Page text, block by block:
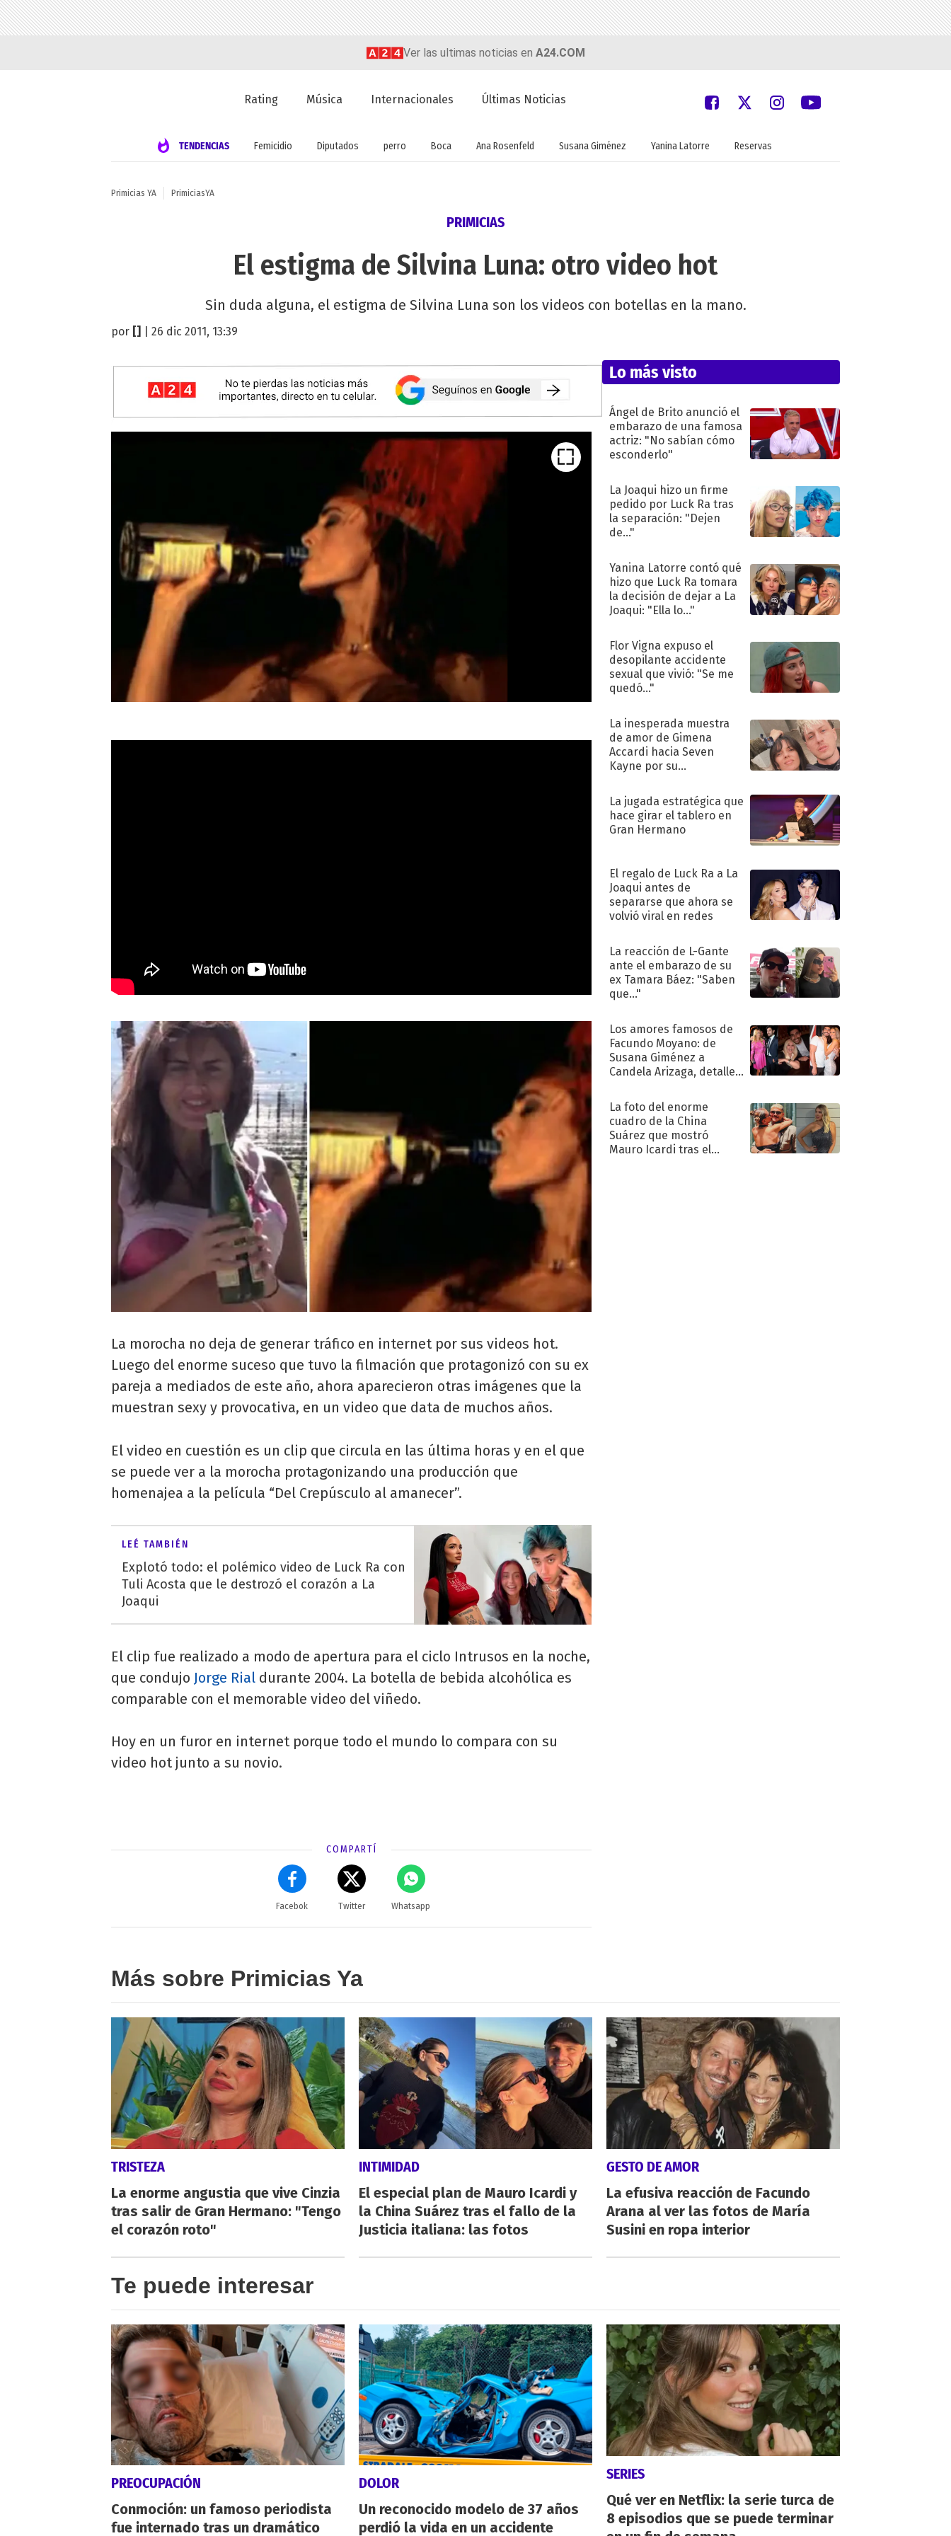
Ver las ultimas noticias en A24.COM
Rating Música Internacionales Últimas Noticias
TENDENCIAS Femicidio Diputados perro Boca Ana Rosenfeld Susana Giménez Yanina Latorre Reservas
Primicias YA PrimiciasYA
PRIMICIAS
El estigma de Silvina Luna: otro video hot
Sin duda alguna, el estigma de Silvina Luna son los videos con botellas en la mano.
por | 26 dic 2011, 13:39
La morocha no deja de generar tráfico en internet por sus videos hot.
Luego del enorme suceso que tuvo la filmación que protagonizó con su ex
pareja a mediados de este año, ahora aparecieron otras imágenes que la
muestran sexy y provocativa, en un video que data de muchos años.
El video en cuestión es un clip que circula en las última horas y en el que
se puede ver a la morocha protagonizando una producción que
homenajea a la película “Del Crepúsculo al amanecer”.
LEÉ TAMBIÉN
Explotó todo: el polémico video de Luck Ra con
Tuli Acosta que le destrozó el corazón a La
Joaqui
El clip fue realizado a modo de apertura para el ciclo Intrusos en la noche,
que condujo Jorge Rial durante 2004. La botella de bebida alcohólica es
comparable con el memorable video del viñedo.
Hoy en un furor en internet porque todo el mundo lo compara con su
video hot junto a su novio.
COMPARTÍ
Facebok Twitter Whatsapp
Lo más visto
Ángel de Brito anunció el
embarazo de una famosa
actriz: "No sabían cómo
esconderlo"
La Joaqui hizo un firme
pedido por Luck Ra tras
la separación: "Dejen
de..."
Yanina Latorre contó qué
hizo que Luck Ra tomara
la decisión de dejar a La
Joaqui: "Ella lo..."
Flor Vigna expuso el
desopilante accidente
sexual que vivió: "Se me
quedó..."
La inesperada muestra
de amor de Gimena
Accardi hacia Seven
Kayne por su
La jugada estratégica que
hace girar el tablero en
Gran Hermano
El regalo de Luck Ra a La
Joaqui antes de
separarse que ahora se
volvió viral en redes
La reacción de L-Gante
ante el embarazo de su
ex Tamara Báez: "Saben
que..."
Los amores famosos de
Facundo Moyano: de
Susana Giménez a
Candela Arizaga, detalles
sentimental
La foto del enorme
cuadro de la China
Suárez que mostró
Mauro Icardi tras el
Más sobre Primicias Ya
TRISTEZA
La enorme angustia que vive Cinzia
tras salir de Gran Hermano: "Tengo
el corazón roto"
INTIMIDAD
El especial plan de Mauro Icardi y
la China Suárez tras el fallo de la
Justicia italiana: las fotos
GESTO DE AMOR
La efusiva reacción de Facundo
Arana al ver las fotos de María
Susini en ropa interior
Te puede interesar
PREOCUPACIÓN
Conmoción: un famoso periodista
fue internado tras un dramático
DOLOR
Un reconocido modelo de 37 años
perdió la vida en un accidente
SERIES
Qué ver en Netflix: la serie turca de
8 episodios que se puede terminar